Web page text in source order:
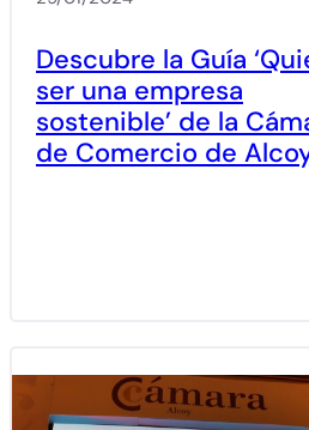
Descubre la Guía
ser una empresa
sostenible’ de la
de Comercio de